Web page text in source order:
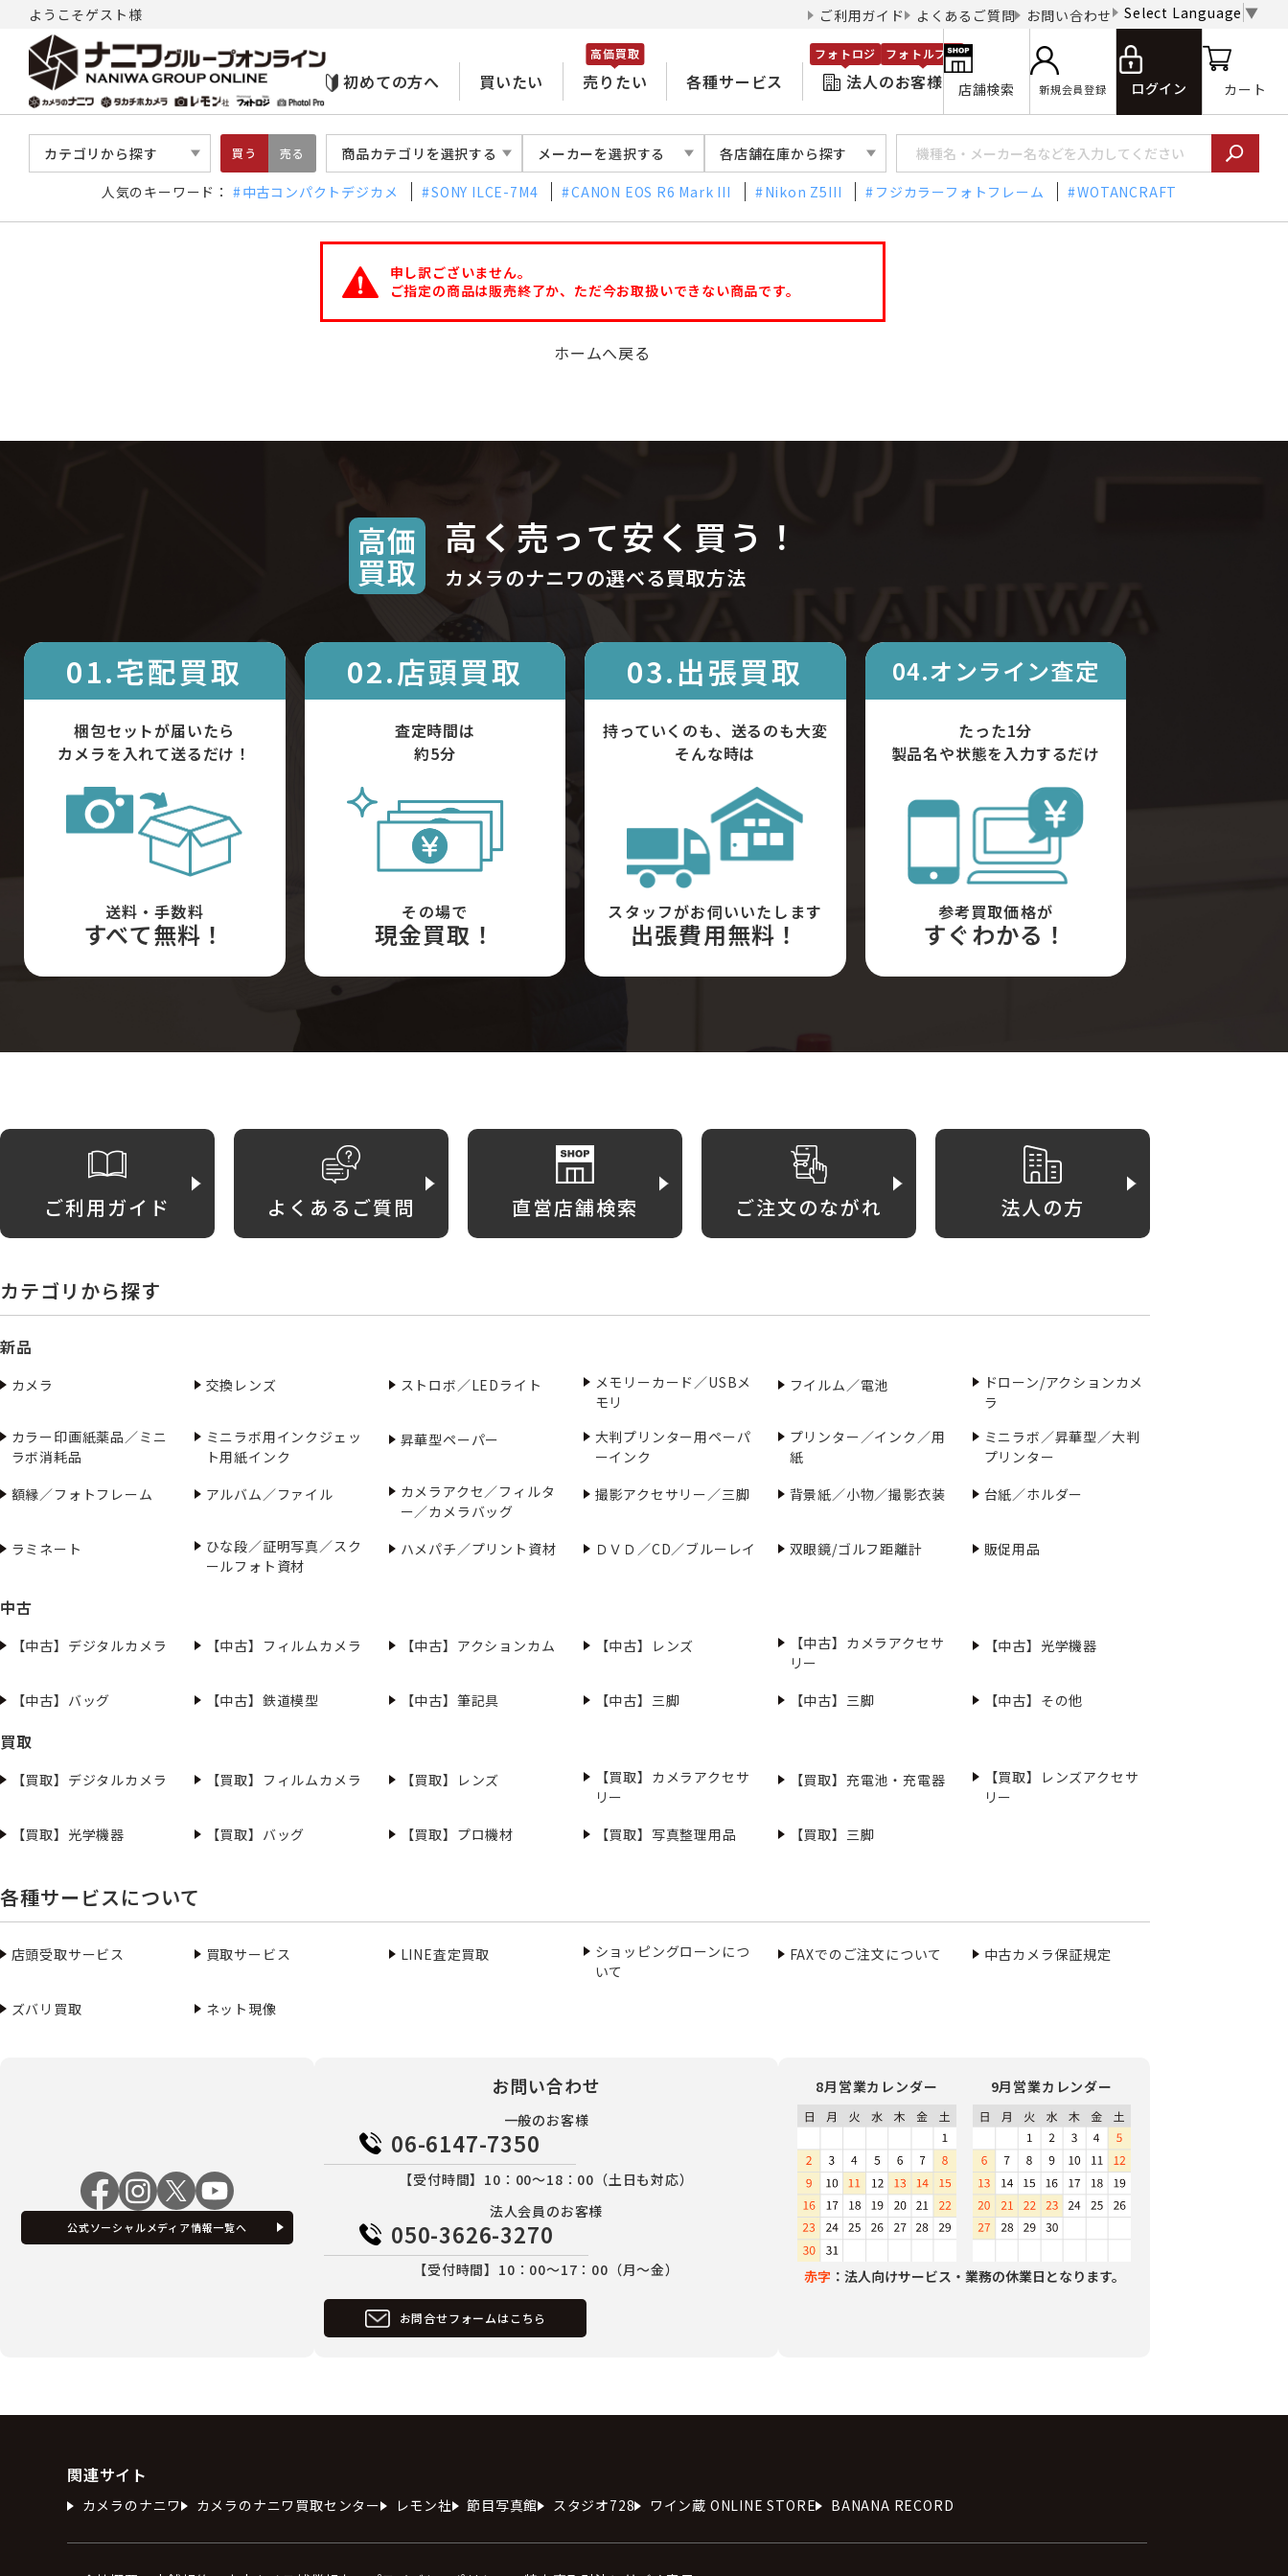
ようこそゲスト様 ご利用ガイド よくあるご質問 お問い合わせ Select Language ▼
初めての方へ 買いたい 売りたい
高価買取
各種サービス 法人のお客様
フォトロジ フォトルプロ
店舗検索 新規会員登録 ログイン カート
カテゴリから探す 買う 売る 商品カテゴリを選択する メーカーを選択する 各店舗在庫から探す
人気のキーワード： 中古コンパクトデジカメ SONY ILCE-7M4 CANON EOS R6 Mark III Nikon Z5III フジカラーフォトフレーム WOTANCRAFT
申し訳ございません。
ご指定の商品は販売終了か、ただ今お取扱いできない商品です。
ホームへ戻る
高価
買取
高く売って安く買う！
カメラのナニワの選べる買取方法
01.宅配買取
梱包セットが届いたら
カメラを入れて送るだけ！
送料・手数料
すべて無料！
02.店頭買取
査定時間は
約5分
その場で
現金買取！
03.出張買取
持っていくのも、送るのも大変
そんな時は
スタッフがお伺いいたします
出張費用無料！
04.オンライン査定
たった1分
製品名や状態を入力するだけ
参考買取価格が
すぐわかる！
ご利用ガイド よくあるご質問 直営店舗検索 ご注文のながれ 法人の方
カテゴリから探す
新品
カメラ 交換レンズ ストロボ／LEDライト
メモリーカード／USBメ
モリ
フイルム／電池
ドローン/アクションカメ
ラ
カラー印画紙薬品／ミニ
ラボ消耗品
ミニラボ用インクジェッ
ト用紙インク
昇華型ペーパー
大判プリンター用ペーパ
ーインク
プリンター／インク／用
紙
ミニラボ／昇華型／大判
プリンター
額縁／フォトフレーム
アルバム／ファイル
カメラアクセ／フィルタ
ー／カメラバッグ
撮影アクセサリー／三脚 背景紙／小物／撮影衣装 台紙／ホルダー
ラミネート
ひな段／証明写真／スク
ールフォト資材
ハメパチ／プリント資材 ＤＶＤ／CD／ブルーレイ 双眼鏡/ゴルフ距離計 販促用品
中古
【中古】デジタルカメラ 【中古】フィルムカメラ 【中古】アクションカム 【中古】レンズ
【中古】カメラアクセサ
リー
【中古】光学機器
【中古】バッグ 【中古】鉄道模型 【中古】筆記具 【中古】三脚 【中古】三脚 【中古】その他
買取
【買取】デジタルカメラ 【買取】フィルムカメラ 【買取】レンズ
【買取】カメラアクセサ
リー
【買取】充電池・充電器
【買取】レンズアクセサ
リー
【買取】光学機器
【買取】バッグ 【買取】プロ機材 【買取】写真整理用品 【買取】三脚
各種サービスについて
店頭受取サービス 買取サービス LINE査定買取
ショッピングローンにつ
いて
FAXでのご注文について 中古カメラ保証規定
ズバリ買取 ネット現像
公式ソーシャルメディア情報一覧へ
お問い合わせ
一般のお客様
06-6147-7350
【受付時間】10：00～18：00（土日も対応）
法人会員のお客様
050-3626-3270
【受付時間】10：00～17：00（月～金）
お問合せフォームはこちら
8月営業カレンダー 9月営業カレンダー
赤字 ：法人向けサービス・業務の休業日となります。
関連サイト
カメラのナニワ カメラのナニワ買取センター レモン社 節目写真館 スタジオ728 ワイン蔵 ONLINE STORE BANANA RECORD